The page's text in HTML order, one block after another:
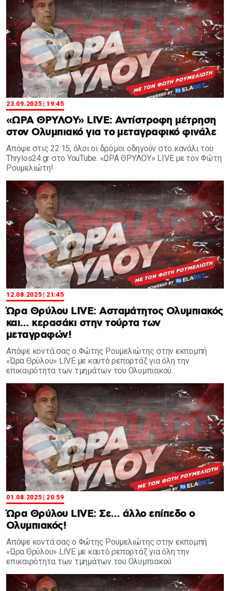
23.09.2025 | 19:45
«ΩΡΑ ΘΡΥΛΟΥ» LIVE: Αντίστροφη μέτρηση
στον Ολυμπιακό για το μεταγραφικό φινάλε
Απόψε στις 22:15, όλοι οι δρόμοι οδηγούν στο κανάλι του
Thrylos24.gr στο YouTube. «ΩΡΑ ΘΡΥΛΟΥ» LIVE με τον Φώτη
Ρουμελιώτη!
12.08.2025 | 21:45
Ώρα Θρύλου LIVE: Ασταμάτητος Ολυμπιακός
και… κερασάκι στην τούρτα των
μεταγραφών!
Απόψε κοντά σας ο Φώτης Ρουμελιώτης στην εκπομπή
«Ώρα Θρύλου» LIVE με καυτό ρεπορτάζ για όλη την
επικαιρότητα των τμημάτων του Ολυμπιακού.
01.08.2025 | 20:59
Ώρα Θρύλου LIVE: Σε… άλλο επίπεδο ο
Ολυμπιακός!
Απόψε κοντά σας ο Φώτης Ρουμελιώτης στην εκπομπή
«Ώρα Θρύλου» LIVE με καυτό ρεπορτάζ για όλη την
επικαιρότητα των τμημάτων του Ολυμπιακού.